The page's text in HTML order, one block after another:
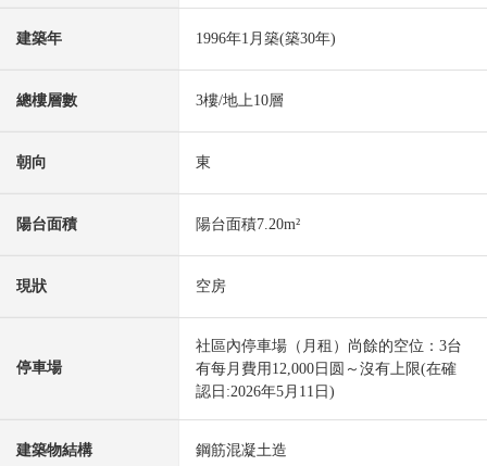
建築年 1996年1月築(築30年)
總樓層數 3樓/地上10層
朝向 東
陽台面積 陽台面積7.20m²
現狀 空房
停車場
社區內停車場（月租）尚餘的空位：3台
有每月費用12,000日圆～沒有上限(在確
認日:2026年5月11日)
建築物結構 鋼筋混凝土造